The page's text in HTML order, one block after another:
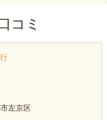
コミ
左京区